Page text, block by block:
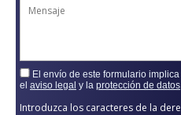
El envío de este formulario
el aviso legal y la protección de datos
Introduzca los caracteres de la